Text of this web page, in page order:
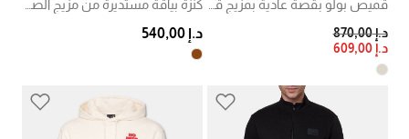
PRICE REDUCED FROM
د.إ 870,00
TO
د.إ 609,00
د.إ 540,00